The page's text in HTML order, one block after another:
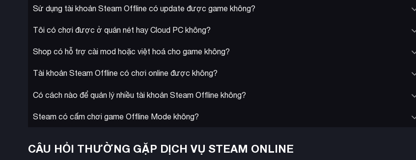
Sử dụng tài khoản Steam Offline có update được game không?
Tôi có chơi được ở quán nét hay Cloud PC không?
Shop có hỗ trợ cài mod hoặc việt hoá cho game không?
Tài khoản Steam Offline có chơi online được không?
Có cách nào để quản lý nhiều tài khoản Steam Offline không?
Steam có cấm chơi game Offline Mode không?
CÂU HỎI THƯỜNG GẶP DỊCH VỤ STEAM ONLINE